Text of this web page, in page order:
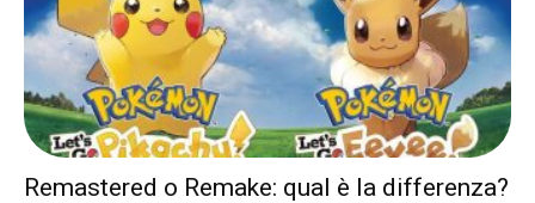
Remastered o Remake: qual è la differenza?